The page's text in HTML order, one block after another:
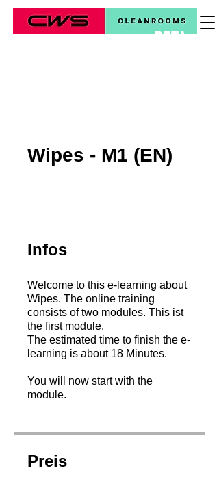
BETA
Wipes - M1 (EN)
Infos
Welcome to this e-learning about
Wipes. The online training
consists of two modules. This ist
the first module.
The estimated time to finish the e-
learning is about 18 Minutes.
You will now start with the
module.
Preis